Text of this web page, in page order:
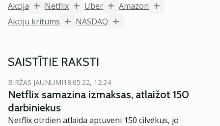
Akcija
Netflix Uber
Amazon
Akciju kritums
NASDAQ
SAISTĪTIE RAKSTI
BIRŽAS JAUNUMI18.05.22, 12:24
Netflix samazina izmaksas, atlaižot 150
darbiniekus
Netflix otrdien atlaida aptuveni 150 cilvēkus, jo